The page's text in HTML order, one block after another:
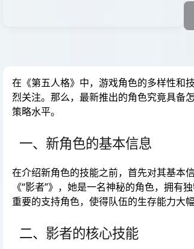
在《第五人格》中，游戏角色的多样性和
烈关注。那么，最新推出的角色究竟具备
策略水平。
一、新角色的基本信息
在介绍新角色的技能之前，首先对其基本
《“影者”》，她是一名神秘的角色，拥
重要的支持角色，使得队伍的生存能力大幅
二、影者的核心技能